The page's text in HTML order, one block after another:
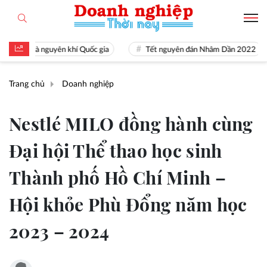
nguyên khí Quốc gia Tết nguyên đán Nhâm Dần 2022
Trang chủ Doanh nghiệp
Nestlé MILO đồng hành cùng
Đại hội Thể thao học sinh
Thành phố Hồ Chí Minh –
Hội khỏe Phù Đổng năm học
2023 – 2024